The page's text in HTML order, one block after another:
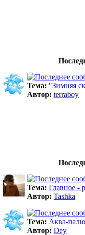
Тема: "Зимняя
Автор: terraboy
Тема: Главное -
Автор: Tashka
Тема: Аква-
Автор: Dey